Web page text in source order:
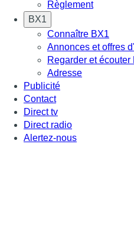
Règlement
BX1
Connaître BX1
Annonces et offres
Regarder et écouter
Adresse
Publicité
Contact
Direct tv
Direct radio
Alertez-nous